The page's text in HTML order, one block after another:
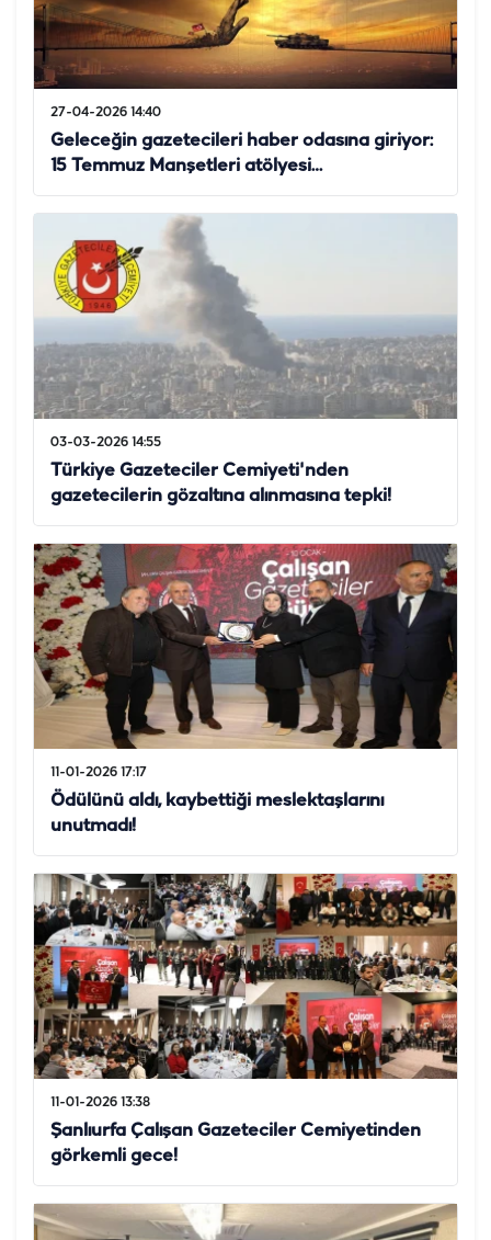
27-04-2026 14:40
Geleceğin gazetecileri haber odasına giriyor:
15 Temmuz Manşetleri atölyesi…
03-03-2026 14:55
Türkiye Gazeteciler Cemiyeti'nden
gazetecilerin gözaltına alınmasına tepki!
11-01-2026 17:17
Ödülünü aldı, kaybettiği meslektaşlarını
unutmadı!
11-01-2026 13:38
Şanlıurfa Çalışan Gazeteciler Cemiyetinden
görkemli gece!